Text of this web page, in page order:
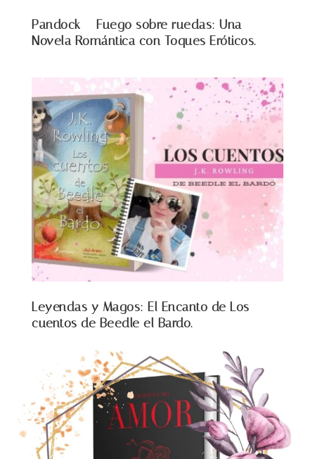
Pandock – Fuego sobre ruedas: Una
Novela Romántica con Toques Eróticos.
Leyendas y Magos: El Encanto de Los
cuentos de Beedle el Bardo.